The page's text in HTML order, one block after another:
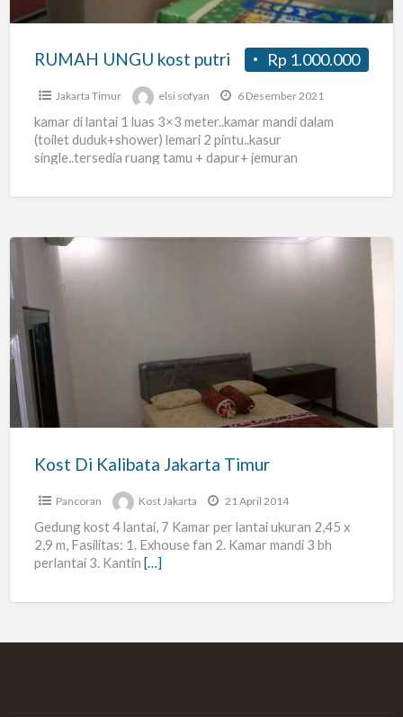
Rp 1.000.000
RUMAH UNGU kost putri
Jakarta Timur elsi sofyan 6 Desember 2021
kamar di lantai 1 luas 3×3 meter..kamar mandi dalam
(toilet duduk+shower) lemari 2 pintu..kasur
single..tersedia ruang tamu + dapur+ jemuran
Kost
Di
Kalibata
Jakarta
Timur
Kost Di Kalibata Jakarta Timur
Pancoran Kost Jakarta 21 April 2014
Gedung kost 4 lantai, 7 Kamar per lantai ukuran 2,45 x
2,9 m, Fasilitas: 1. Exhouse fan 2. Kamar mandi 3 bh
perlantai 3. Kantin […]